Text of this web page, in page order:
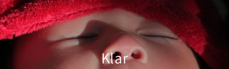
Klar